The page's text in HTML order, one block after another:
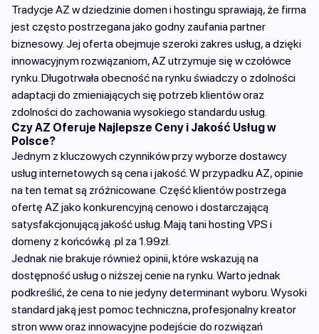
Tradycje AZ w dziedzinie domen i hostingu sprawiają, że firma
jest często postrzegana jako godny zaufania partner
biznesowy. Jej oferta obejmuje szeroki zakres usług, a dzięki
innowacyjnym rozwiązaniom, AZ utrzymuje się w czołówce
rynku. Długotrwała obecność na rynku świadczy o zdolności
adaptacji do zmieniających się potrzeb klientów oraz
zdolności do zachowania wysokiego standardu usług.
Czy AZ Oferuje Najlepsze Ceny i Jakość Usług w
Polsce?
Jednym z kluczowych czynników przy wyborze dostawcy
usług internetowych są cena i jakość. W przypadku AZ, opinie
na ten temat są zróżnicowane. Część klientów postrzega
ofertę AZ jako konkurencyjną cenowo i dostarczającą
satysfakcjonującą jakość usług. Mają tani hosting VPS i
domeny z końcówką .pl za 1.99zł.
Jednak nie brakuje również opinii, które wskazują na
dostępność usług o niższej cenie na rynku. Warto jednak
podkreślić, że cena to nie jedyny determinant wyboru. Wysoki
standard jaką jest pomoc techniczna, profesjonalny kreator
stron www oraz innowacyjne podejście do rozwiązań